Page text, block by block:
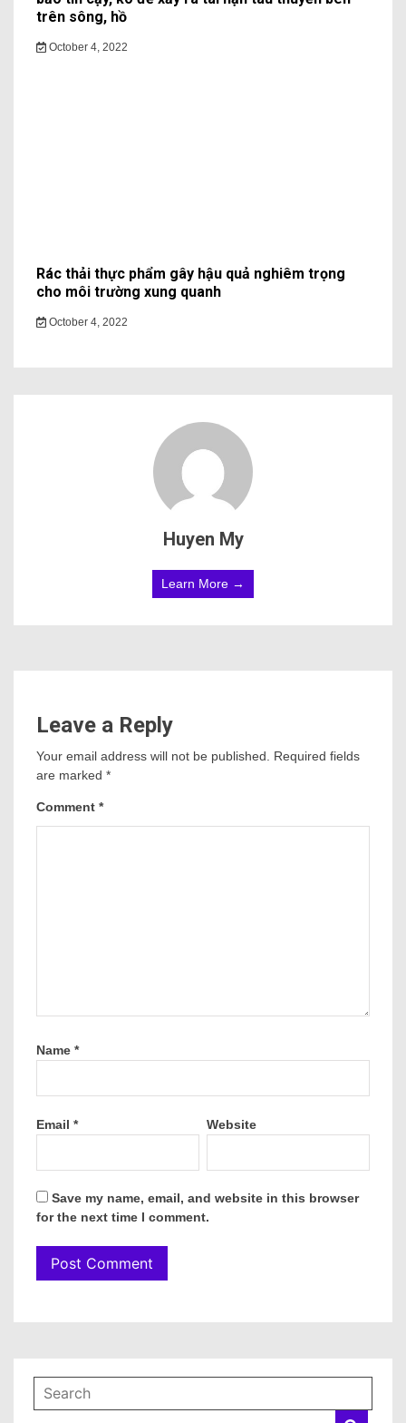
trên sông, hồ
October 4, 2022
Rác thải thực phẩm gây hậu quả nghiêm trọng
cho môi trường xung quanh
October 4, 2022
Huyen My
Learn More →
Leave a Reply
Your email address will not be published. Required fields
are marked *
Comment *
Name *
Email * Website
Save my name, email, and website in this browser
for the next time I comment.